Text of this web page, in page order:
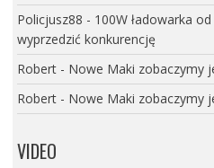
Policjusz88 - 100W ładowarka
wyprzedzić konkurencję
Robert- Nowe Maki zobaczymy
Robert- Nowe Maki zobaczymy
VIDEO